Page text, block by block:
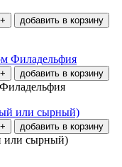
+
+
+
или сырный)